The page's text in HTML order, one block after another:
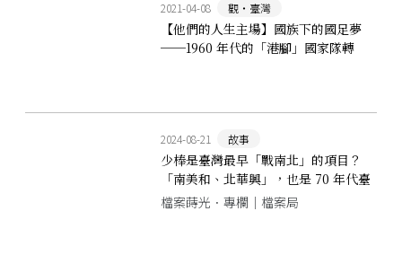
2021-04-08 觀‧臺灣
【他們的人生主場】國族下的國足夢
──1960 年代的「港腳」國家隊轉
2024-08-21 故事
少棒是臺灣最早「戰南北」的項目？
「南美和、北華興」，也是 70 年代臺
灣少棒的象徵
檔案蒔光．專欄｜檔案局